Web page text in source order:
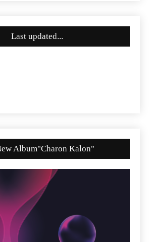
Last updated...
Album"Charon Kalon"